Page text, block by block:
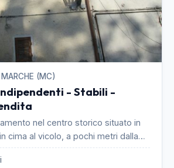
(MC)
- Stabili -
nel centro storico situato in
cima al vicolo, a pochi metri dalla
La casa è una soluzione...